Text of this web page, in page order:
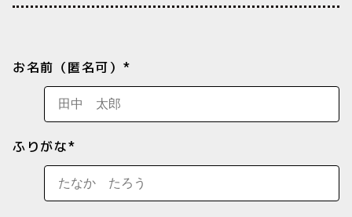
お名前（匿名可）*
ふりがな*